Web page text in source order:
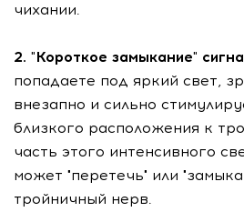
чихании.
2. "Короткое замыкание"
попадаете под яркий свет,
внезапно и сильно
близкого расположения к
часть этого интенсивного
может "перетечь" или
тройничный нерв.